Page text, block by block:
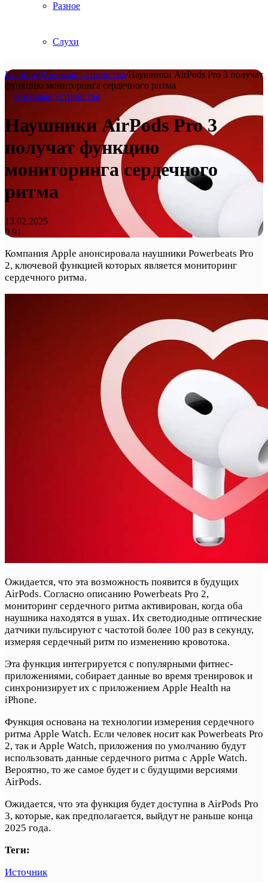
Разное
Слухи
Главная/Носимые устройства/Наушники AirPods Pro 3 получат
функцию мониторинга сердечного ритма
Носимые устройства
Наушники AirPods Pro 3
получат функцию
мониторинга сердечного
ритма
13.02.2025
0 91
Компания Apple анонсировала наушники Powerbeats Pro
2, ключевой функцией которых является мониторинг
сердечного ритма.
Ожидается, что эта возможность появится в будущих
AirPods. Согласно описанию Powerbeats Pro 2,
мониторинг сердечного ритма активирован, когда оба
наушника находятся в ушах. Их светодиодные оптические
датчики пульсируют с частотой более 100 раз в секунду,
измеряя сердечный ритм по изменению кровотока.
Эта функция интегрируется с популярными фитнес-
приложениями, собирает данные во время тренировок и
синхронизирует их с приложением Apple Health на
iPhone.
Функция основана на технологии измерения сердечного
ритма Apple Watch. Если человек носит как Powerbeats Pro
2, так и Apple Watch, приложения по умолчанию будут
использовать данные сердечного ритма с Apple Watch.
Вероятно, то же самое будет и с будущими версиями
AirPods.
Ожидается, что эта функция будет доступна в AirPods Pro
3, которые, как предполагается, выйдут не раньше конца
2025 года.
Теги:
Источник